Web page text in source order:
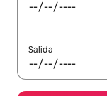
Salida